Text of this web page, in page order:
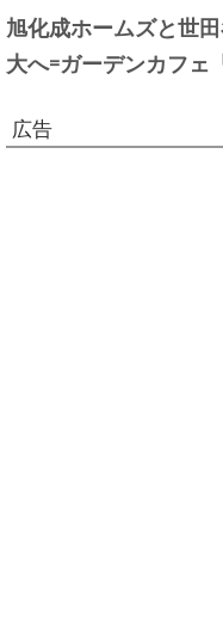
旭化成ホームズと世
大へ=ガーデンカフェ
広告